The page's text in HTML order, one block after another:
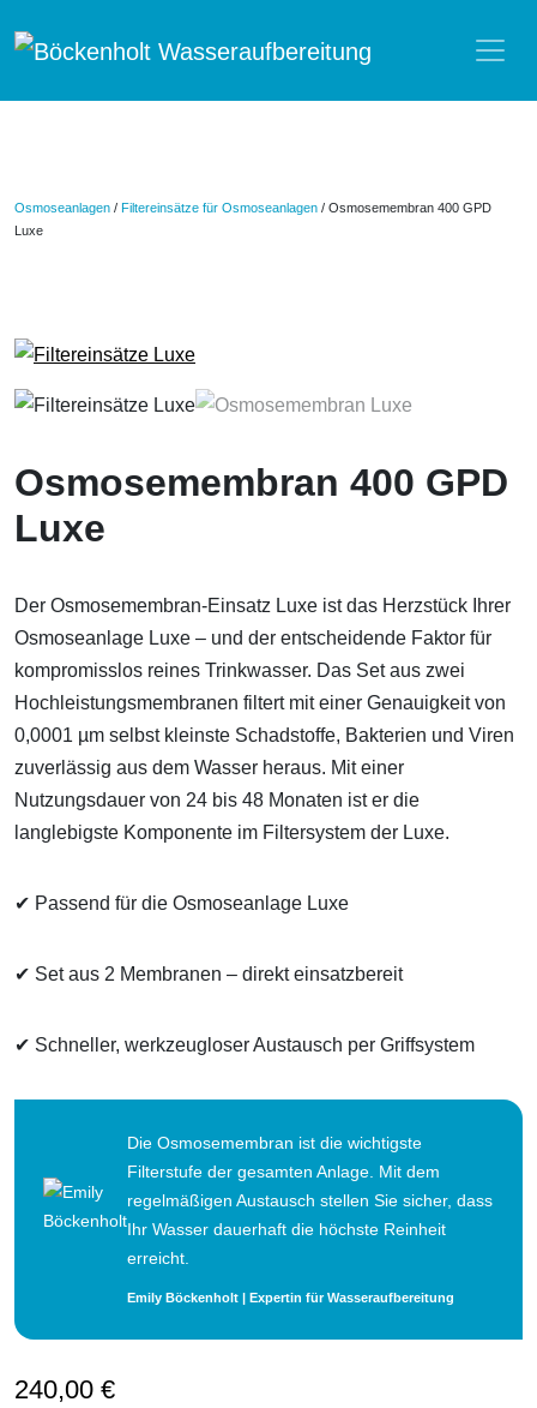
Osmoseanlagen / Filtereinsätze für Osmoseanlagen / Osmosemembran 400 GPD
Luxe
Osmosemembran 400 GPD
Luxe
Der Osmosemembran-Einsatz Luxe ist das Herzstück Ihrer
Osmoseanlage Luxe – und der entscheidende Faktor für
kompromisslos reines Trinkwasser. Das Set aus zwei
Hochleistungsmembranen filtert mit einer Genauigkeit von
0,0001 µm selbst kleinste Schadstoffe, Bakterien und Viren
zuverlässig aus dem Wasser heraus. Mit einer
Nutzungsdauer von 24 bis 48 Monaten ist er die
langlebigste Komponente im Filtersystem der Luxe.
✔ Passend für die Osmoseanlage Luxe
✔ Set aus 2 Membranen – direkt einsatzbereit
✔ Schneller, werkzeugloser Austausch per Griffsystem
Die Osmosemembran ist die wichtigste
Filterstufe der gesamten Anlage. Mit dem
regelmäßigen Austausch stellen Sie sicher, dass
Ihr Wasser dauerhaft die höchste Reinheit
erreicht.
Emily Böckenholt | Expertin für Wasseraufbereitung
240,00 €